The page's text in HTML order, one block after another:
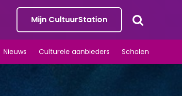
Mijn CultuurStation
Nieuws Culturele aanbieders Scholen